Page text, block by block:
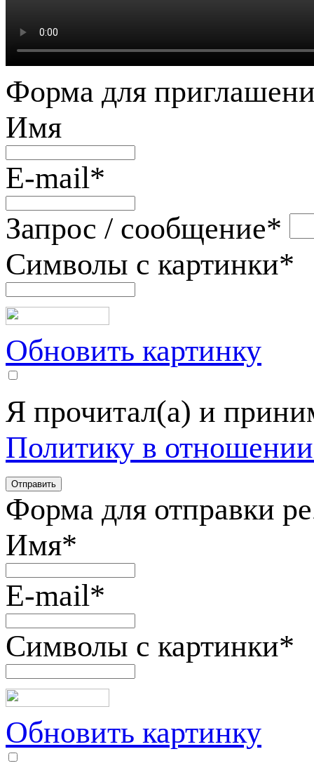
Форма для
Имя
E-mail*
Запрос / сообщение*
Символы с картинки*
Обновить картинку
Я прочитал(а) и
Политику в
Форма для отправки
Имя*
E-mail*
Символы с картинки*
Обновить картинку